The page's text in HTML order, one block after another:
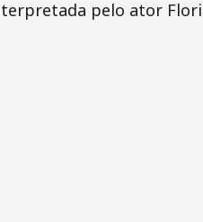
pelo ator